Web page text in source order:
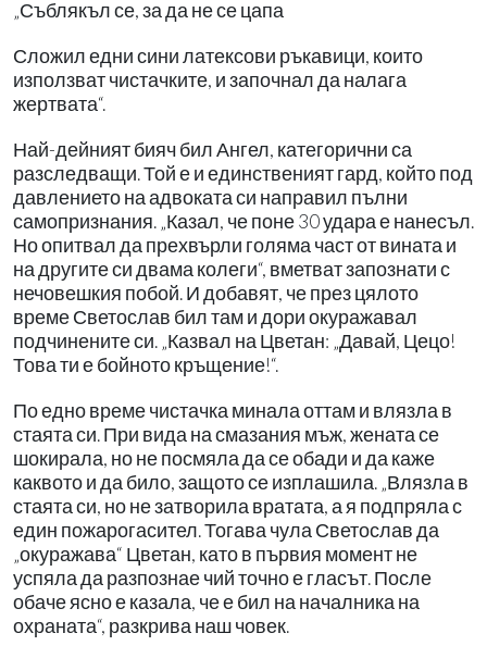
„Съблякъл се, за да не се цапа
Сложил едни сини латексови ръкавици, които
използват чистачките, и започнал да налага
жертвата“.
Най-дейният бияч бил Ангел, категорични са
разследващи. Той е и единственият гард, който под
давлението на адвоката си направил пълни
самопризнания. „Казал, че поне 30 удара е нанесъл.
Но опитвал да прехвърли голяма част от вината и
на другите си двама колеги“, вметват запознати с
нечовешкия побой. И добавят, че през цялото
време Светослав бил там и дори окуражавал
подчинените си. „Казвал на Цветан: „Давай, Цецо!
Това ти е бойното кръщение!“.
По едно време чистачка минала оттам и влязла в
стаята си. При вида на смазания мъж, жената се
шокирала, но не посмяла да се обади и да каже
каквото и да било, защото се изплашила. „Влязла в
стаята си, но не затворила вратата, а я подпряла с
един пожарогасител. Тогава чула Светослав да
„окуражава“ Цветан, като в първия момент не
успяла да разпознае чий точно е гласът. После
обаче ясно е казала, че е бил на началника на
охраната“, разкрива наш човек.